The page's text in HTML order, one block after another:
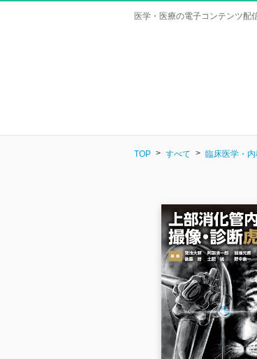
医学・医療の電子コンテンツ配
TOP すべて 臨床医学・